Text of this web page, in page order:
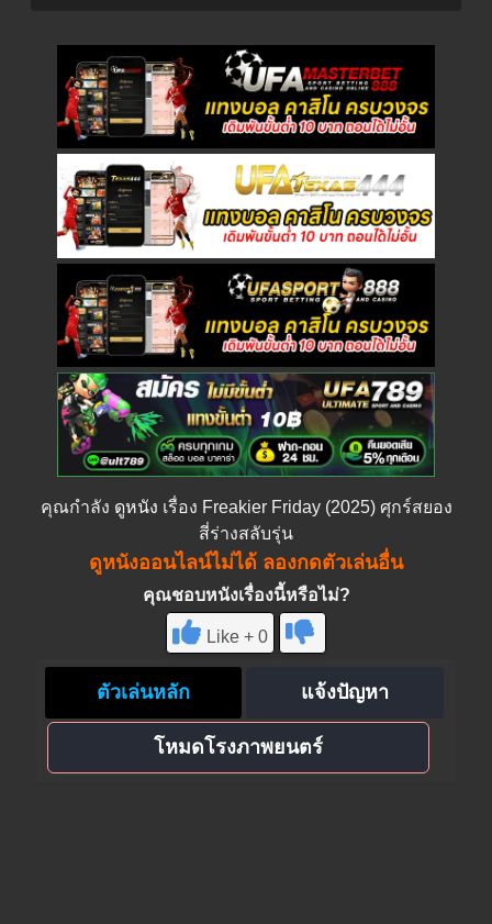
คุณกำลัง ดูหนัง เรื่อง Freakier Friday (2025) ศุกร์สยอง
สี่ร่างสลับรุ่น
ดูหนังออนไลน์ไม่ได้ ลองกดตัวเล่นอื่น
คุณชอบหนังเรื่องนี้หรือไม่?
Like + 0
ตัวเล่นหลัก แจ้งปัญหา
โหมดโรงภาพยนตร์